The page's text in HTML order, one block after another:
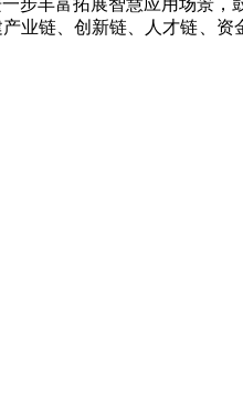
丰富拓展智慧应用场景，
业链、创新链、人才链、资